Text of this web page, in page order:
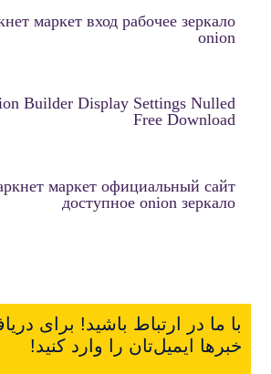
маркет вход рабочее зеркало
onion
Builder Display Settings Nulled
Free Download
маркет официальный сайт
доступное onion зеркало
با ما در ارتباط باشید! برای
خبرها ایمیل‌تان را وارد کنید!